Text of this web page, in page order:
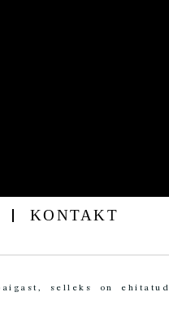
KONTAKT
selleks on ehitatud